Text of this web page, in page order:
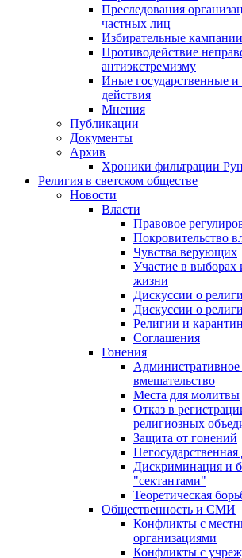
Преследования
частных лиц
Избирательные кампании
Противодействие
антиэкстремизму
Иные государственные
действия
Мнения
Публикации
Документы
Архив
Хроники фильтрации
Религия в светском обществе
Новости
Власти
Правовое
Покровительство
Чувства верующих
Участие в выборах
жизни
Дискуссии о
Дискуссии о
Религии и карантин
Соглашения
Гонения
вмешательство
Места для молитвы
Отказ в
религиозных
Защита от гонений
Дискриминация и
"сектантами"
Теоретическая
Общественность и СМИ
Конфликты с
организациями
Конфликты с